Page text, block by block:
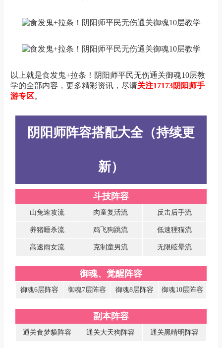
以上就是食发鬼+拉条！阴阳师平民无伤通关御魂10层教
学的全部内容，更多精彩资讯，尽请关注17173阴阳师手
游专区。
阴阳师阵容搭配大全（持续更
新）
斗技阵容
山兔速攻流 肉童复活流 反击后手流
养猪睡杀流 鸡飞狗跳流 低速狸猫流
高速雨女流 克制童男流 无限眩晕流
御魂、觉醒阵容
御魂6层阵容 御魂7层阵容 御魂8层阵容 御魂10层阵容
副本阵容
通关食梦貘阵容 通关大天狗阵容 通关黑晴明阵容